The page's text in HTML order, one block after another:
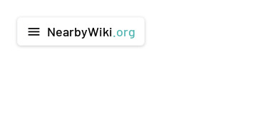
menu NearbyWiki .org